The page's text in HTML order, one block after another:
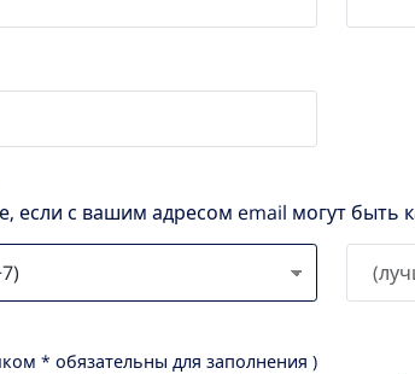
если с вашим адресом email могут быть
* обязательны для заполнения )